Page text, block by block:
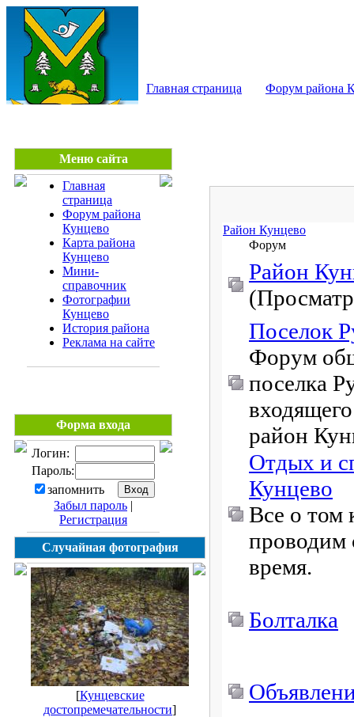
Главная страница Форум района
Меню сайта
Главная
страница
Форум района
Кунцево
Карта района
Кунцево
Мини-
справочник
Фотографии
Кунцево
История района
Реклама на сайте
Форма входа
Логин:
Пароль:
запомнить
Забыл пароль |
Регистрация
Случайная фотография
[Кунцевские
достопремечательности]
Район Кунцево
Форум
Район
Поселок
Форум
поселка
район
Отдых и
Кунцево
Все о том
проводим
время.
Болталка